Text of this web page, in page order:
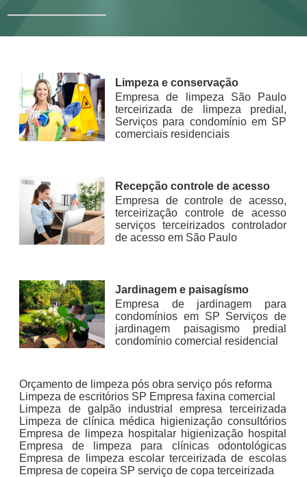
Limpeza e conservação
Empresa de limpeza São Paulo
terceirizada de limpeza predial,
Serviços para condomínio em SP
comerciais residenciais
Recepção controle de acesso
Empresa de controle de acesso,
terceirização controle de acesso
serviços terceirizados controlador
de acesso em São Paulo
Jardinagem e paisagísmo
Empresa de jardinagem para
condomínios em SP Serviços de
jardinagem paisagismo predial
condomínio comercial residencial
Orçamento de limpeza pós obra serviço pós reforma
Limpeza de escritórios SP Empresa faxina comercial
Limpeza de galpão industrial empresa terceirizada
Limpeza de clínica médica higienização consultórios
Empresa de limpeza hospitalar higienização hospital
Empresa de limpeza para clínicas odontológicas
Empresa de limpeza escolar terceirizada de escolas
Empresa de copeira SP serviço de copa terceirizada